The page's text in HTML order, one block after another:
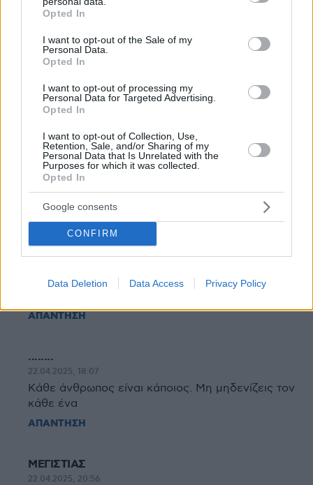
grant or deny consent to Google and its third-party tags to
use your data for below specified purposes in below Google
consent section.
Opted In
I want to opt-out of the Sale of my
Personal Data.
Opted In
I want to opt-out of processing my
Personal Data for Targeted Advertising.
Opted In
I want to opt-out of Collection, Use,
Retention, Sale, and/or Sharing of my
Personal Data that Is Unrelated with the
Purposes for which it was collected.
Opted In
Google consents
CONFIRM
Data Deletion Data Access Privacy Policy
ΑΠΑΝΤΗΣΗ
22.04.2025, 17:43
οτι ναναι
Δολωμένος Πληροφονος
22.04.2025, 17:20
Άλλο ένα απόλυτο τίποτα...
ΑΠΑΝΤΗΣΗ
ARIS3
Φαντάσου τι είσαι εσύ για να ασχολείσαι με το
ΑΠΑΝΤΗΣΗ
........
22.04.2025, 18:07
Κάθε άνθρωπος είναι κάποιος. Μη μηδενίζεις τον
κάθε ένα
ΑΠΑΝΤΗΣΗ
ΜΕΓΙΣΤΙΑΣ
22.04.2025, 20:56